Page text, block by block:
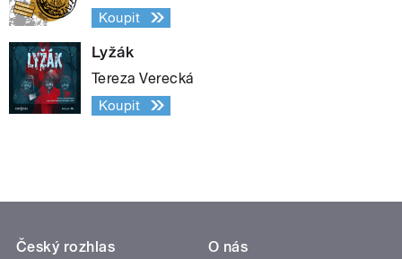
Koupit
Lyžák
Tereza Verecká
Koupit
Český rozhlas
O nás